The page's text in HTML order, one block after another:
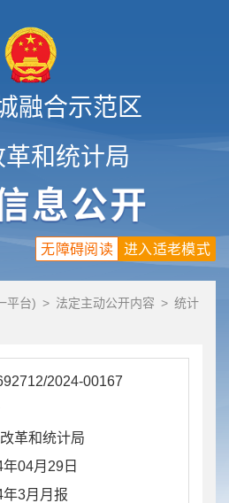
融合示范区
和统计局
进入适老模式
无障碍阅读
平台) > 法定主动公开内容 > 统计
2024-00167
革和统计局
年04月29日
年3月月报